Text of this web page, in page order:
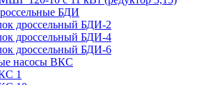
БДИ
дроссельный БДИ-2
дроссельный БДИ-4
дроссельный БДИ-6
насосы ВКС
1